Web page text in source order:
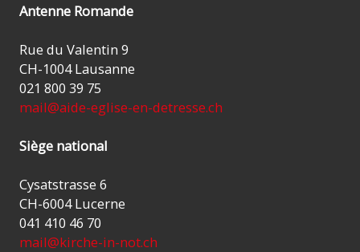
Antenne Romande
Rue du Valentin 9
CH-1004 Lausanne
021 800 39 75
mail@aide-eglise-en-detresse.ch
Siège national
Cysatstrasse 6
CH-6004 Lucerne
041 410 46 70
mail@kirche-in-not.ch